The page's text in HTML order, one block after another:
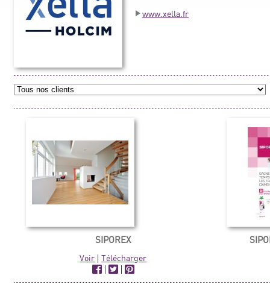
www.xella.fr
SIPOREX
Voir |Télécharger
|
|